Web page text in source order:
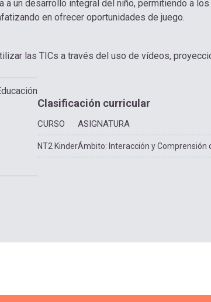
a un desarrollo integral del niño, permitiendo a
en ofrecer oportunidades de juego.
las TICs a través del uso de vídeos,
Clasificación curricular
CURSO ASIGNATURA
NT2 KinderÁmbito: Interacción y Comprensión